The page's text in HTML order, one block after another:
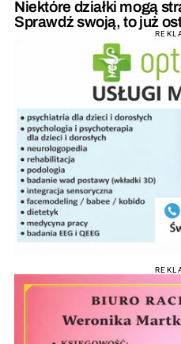
Niektóre działki mogą
Sprawdź swoją, to już